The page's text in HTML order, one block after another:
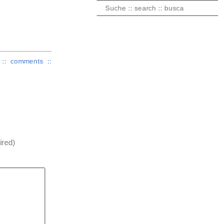
:: comments ::
Suche :: search :: busca